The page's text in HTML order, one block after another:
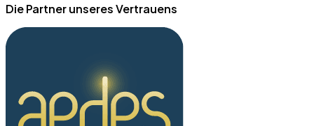
Die Partner unseres Vertrauens